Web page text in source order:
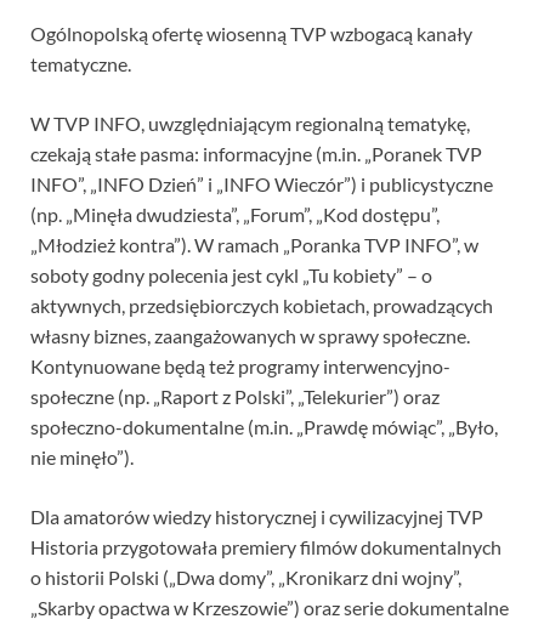
Ogólnopolską ofertę wiosenną TVP wzbogacą kanały
tematyczne.
W TVP INFO, uwzględniającym regionalną tematykę,
czekają stałe pasma: informacyjne (m.in. „Poranek TVP
INFO”, „INFO Dzień” i „INFO Wieczór”) i publicystyczne
(np. „Minęła dwudziesta”, „Forum”, „Kod dostępu”,
„Młodzież kontra”). W ramach „Poranka TVP INFO”, w
soboty godny polecenia jest cykl „Tu kobiety” – o
aktywnych, przedsiębiorczych kobietach, prowadzących
własny biznes, zaangażowanych w sprawy społeczne.
Kontynuowane będą też programy interwencyjno-
społeczne (np. „Raport z Polski”, „Telekurier”) oraz
społeczno-dokumentalne (m.in. „Prawdę mówiąc”, „Było,
nie minęło”).
Dla amatorów wiedzy historycznej i cywilizacyjnej TVP
Historia przygotowała premiery filmów dokumentalnych
o historii Polski („Dwa domy”, „Kronikarz dni wojny”,
„Skarby opactwa w Krzeszowie”) oraz serie dokumentalne